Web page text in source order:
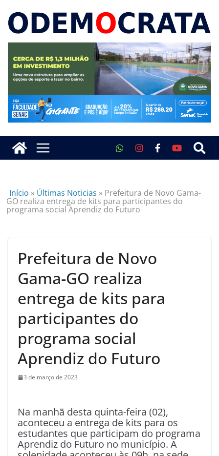
Início » Últimas Noticias » Prefeitura de Novo Gama-
GO realiza entrega de kits para participantes do
programa social Aprendiz do Futuro
Prefeitura de Novo
Gama-GO realiza
entrega de kits para
participantes do
programa social
Aprendiz do Futuro
3 de março de 2023
Na manhã desta quinta-feira (02),
aconteceu a entrega de kits para os
estudantes que participam do programa
Aprendiz do Futuro no município. A